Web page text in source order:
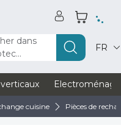
dans
FR
cuisine Pièces de